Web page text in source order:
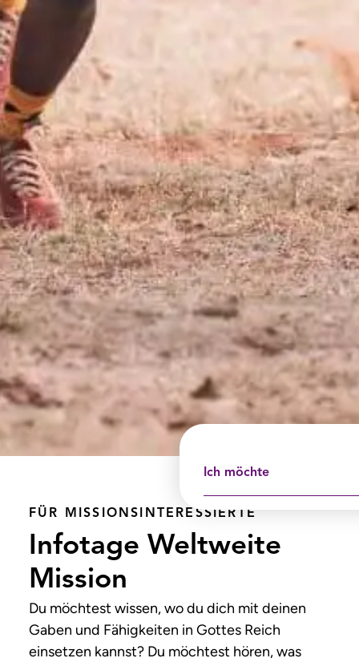
Ich möchte
FÜR MISSIONS­INTERESSIERTE
Infotage Welt­weite
Mission
Du möchtest wissen, wo du dich mit deinen
Gaben und Fähigkeiten in Gottes Reich
einsetzen kannst? Du möchtest hören, was